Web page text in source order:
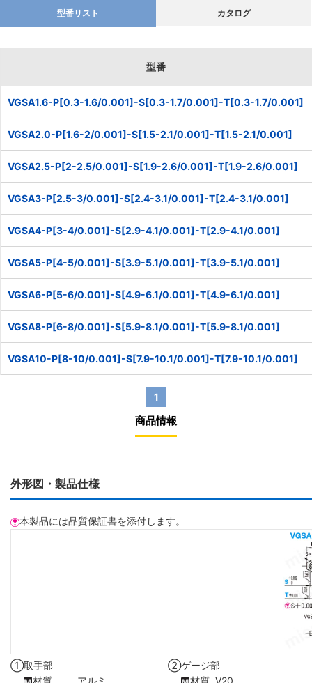
型番リスト カタログ
型番
VGSA1.6-P[0.3-1.6/0.001]-S[0.3-1.7/0.001]-T[0.3-1.7/0.001]
VGSA2.0-P[1.6-2/0.001]-S[1.5-2.1/0.001]-T[1.5-2.1/0.001]
VGSA2.5-P[2-2.5/0.001]-S[1.9-2.6/0.001]-T[1.9-2.6/0.001]
VGSA3-P[2.5-3/0.001]-S[2.4-3.1/0.001]-T[2.4-3.1/0.001]
VGSA4-P[3-4/0.001]-S[2.9-4.1/0.001]-T[2.9-4.1/0.001]
VGSA5-P[4-5/0.001]-S[3.9-5.1/0.001]-T[3.9-5.1/0.001]
VGSA6-P[5-6/0.001]-S[4.9-6.1/0.001]-T[4.9-6.1/0.001]
VGSA8-P[6-8/0.001]-S[5.9-8.1/0.001]-T[5.9-8.1/0.001]
VGSA10-P[8-10/0.001]-S[7.9-10.1/0.001]-T[7.9-10.1/0.001]
1
商品情報
外形図・製品仕様
本製品には品質保証書を添付します。
①取手部 ②ゲージ部